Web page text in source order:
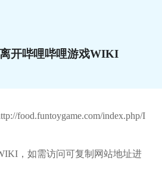
开哔哩哔哩游戏WIKI
food.funtoygame.com/index.php/I
，如需访问可复制网站地址进